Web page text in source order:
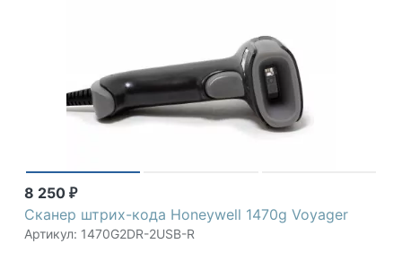
8 250 ₽
Сканер штрих-кода Honeywell 1470g Voyager
Артикул: 1470G2DR-2USB-R